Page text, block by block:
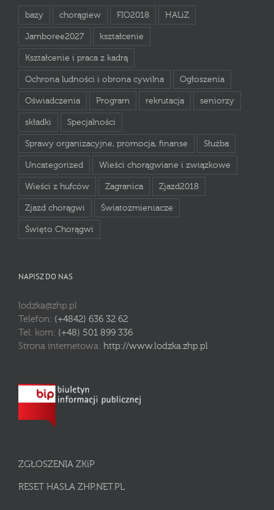
bazy chorągiew FIO2018 HALiZ
Jamboree2027 kształcenie
Kształcenie i praca z kadrą
Ochrona ludności i obrona cywilna Ogłoszenia
Oświadczenia Program rekrutacja seniorzy
składki Specjalności
Sprawy organizacyjne, promocja, finanse Służba
Uncategorized Wieści chorągwiane i związkowe
Wieści z hufców Zagranica Zjazd2018
Zjazd chorągwi Światozmieniacze
Święto Chorągwi
NAPISZ DO NAS
lodzka@zhp.pl
Telefon: (+4842) 636 32 62
Tel. kom: (+48) 501 899 336
Strona internetowa: http://www.lodzka.zhp.pl
ZGŁOSZENIA ZKiP
RESET HASŁA ZHP.NET.PL